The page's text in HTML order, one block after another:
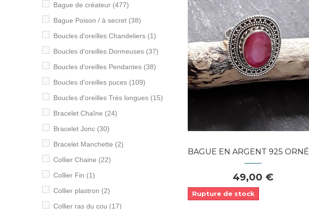
Bague de créateur (477)
Bague Poison / à secret (38)
Boucles d'oreilles Chandeliers (1)
Boucles d'oreilles Dormeuses (37)
Boucles d'oreilles Pendantes (38)
Boucles d'oreilles puces (109)
Boucles d'oreilles Très longues (15)
Bracelet Chaîne (24)
Bracelet Jonc (30)
Bracelet Manchette (2)
Collier Chaine (22)
Collier Fin (1)
Collier plastron (2)
Collier ras du cou (17)
Dans mon panier
APERÇU RAPIDE
BAGUE EN ARGENT 925 ORNÉE RUBIS OPAQUE...
49,00 €
Rupture de stock